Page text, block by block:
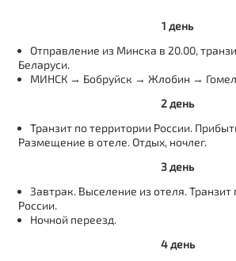
1 день
Отправление из Минска в 20.00,
Беларуси.
МИНСК → Бобруйск → Жлобин →
2 день
Транзит по территории России.
Размещение в отеле. Отдых, ночлег.
3 день
Завтрак. Выселение из отеля. Транзит
России.
Ночной переезд.
4 день